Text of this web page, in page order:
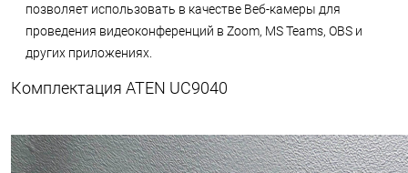
позволяет использовать в качестве Веб-камеры для
проведения видеоконференций в Zoom, MS Teams, OBS и
других приложениях.
Комплектация ATEN UC9040